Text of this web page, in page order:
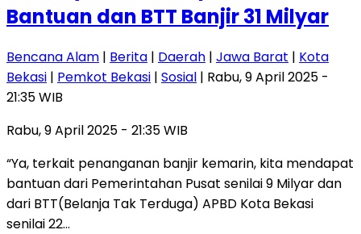
Bantuan dan BTT Banjir 31 Milyar
Bencana Alam | Berita | Daerah | Jawa Barat | Kota
Bekasi | Pemkot Bekasi | Sosial | Rabu, 9 April 2025 -
21:35 WIB
Rabu, 9 April 2025 - 21:35 WIB
“Ya, terkait penanganan banjir kemarin, kita mendapat
bantuan dari Pemerintahan Pusat senilai 9 Milyar dan
dari BTT(Belanja Tak Terduga) APBD Kota Bekasi
senilai 22…